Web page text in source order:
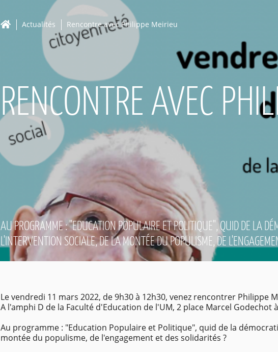
Actualités Rencontre avec Philippe Meirieu
RENCONTRE AVEC
AU PROGRAMME : "EDUCATION POPULAIRE ET POLITIQUE", QUID DE LA
L'INTERVENTION SOCIALE, DE LA MONTÉE DU POPULISME, DE
Le vendredi 11 mars 2022, de 9h30 à 12h30, venez rencontrer Philippe
A l'amphi D de la Faculté d'Education de l'UM, 2 place Marcel Godechot
Au programme : "Education Populaire et Politique", quid de la
montée du populisme, de l'engagement et des solidarités ?